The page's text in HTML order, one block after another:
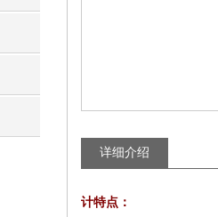
详细介绍
计特点：